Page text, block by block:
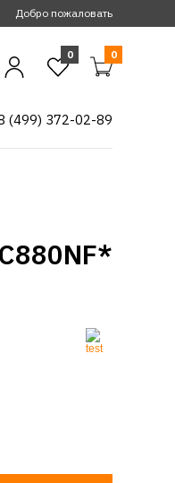
Добро пожаловать
0 0
(499) 372-02-89